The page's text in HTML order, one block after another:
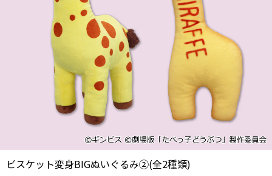
ビスケット変身BIGぬいぐるみ②(全2種類)